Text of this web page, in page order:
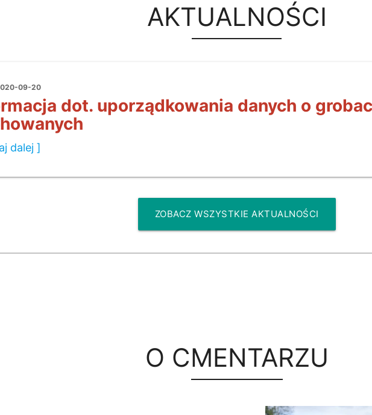
AKTUALNOŚCI
09-20
dot. uporządkowania danych o
dalej ]
ZOBACZ WSZYSTKIE AKTUALNOŚCI
O CMENTARZU